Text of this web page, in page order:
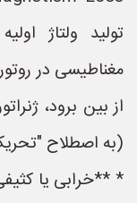
تولید ولتاژ
مغناطیسی در
از بین برود،
(به اصطلاح